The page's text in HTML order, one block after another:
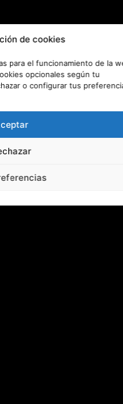
de cookies
para el funcionamiento de la
opcionales según tu
o configurar tus